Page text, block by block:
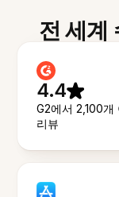
전 세계
4.4
G2에서 2,100개
리뷰